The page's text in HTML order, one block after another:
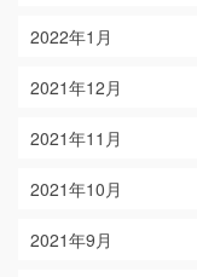
2022年1月
2021年12月
2021年11月
2021年10月
2021年9月